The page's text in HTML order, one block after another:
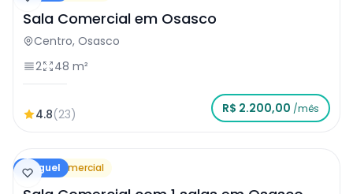
Sala Comercial em Osasco
Centro, Osasco
2
48 m²
4.8(23) R$ 2.200,00 /mês
Aluguel
Sala Comercial